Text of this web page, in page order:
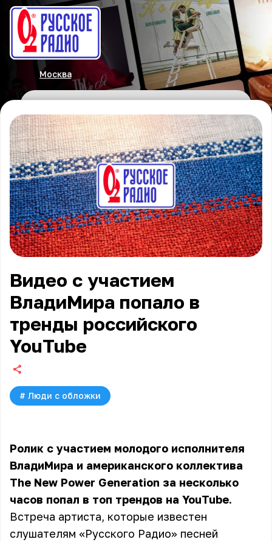
Москва
Видео с участием
ВладиМира попало в
тренды российского
YouTube
# Люди с обложки
Ролик с участием молодого исполнителя
ВладиМира и американского коллектива
The New Power Generation за несколько
часов попал в топ трендов на YouTube.
Встреча артиста, которые известен
слушателям «Русского Радио» песней